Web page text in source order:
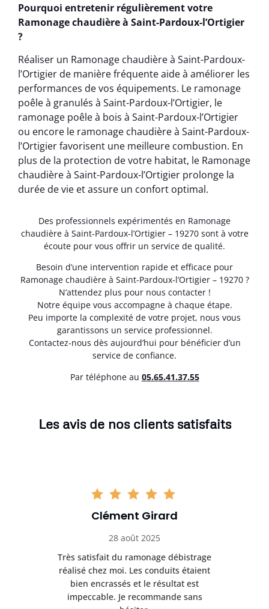
Pourquoi entretenir régulièrement votre
Ramonage chaudière à Saint-Pardoux-l’Ortigier
?
Réaliser un Ramonage chaudière à Saint-Pardoux-
l’Ortigier de manière fréquente aide à améliorer les
performances de vos équipements. Le ramonage
poêle à granulés à Saint-Pardoux-l’Ortigier, le
ramonage poêle à bois à Saint-Pardoux-l’Ortigier
ou encore le ramonage chaudière à Saint-Pardoux-
l’Ortigier favorisent une meilleure combustion. En
plus de la protection de votre habitat, le Ramonage
chaudière à Saint-Pardoux-l’Ortigier prolonge la
durée de vie et assure un confort optimal.
Des professionnels expérimentés en Ramonage
chaudière à Saint-Pardoux-l’Ortigier – 19270 sont à votre
écoute pour vous offrir un service de qualité.
Besoin d’une intervention rapide et efficace pour
Ramonage chaudière à Saint-Pardoux-l’Ortigier – 19270 ?
N’attendez plus pour nous contacter !
Notre équipe vous accompagne à chaque étape.
Peu importe la complexité de votre projet, nous vous
garantissons un service professionnel.
Contactez-nous dès aujourd’hui pour bénéficier d’un
service de confiance.
Par téléphone au 05.65.41.37.55
Les avis de nos clients satisfaits
Clément Girard
28 août 2025
Très satisfait du ramonage débistrage
réalisé chez moi. Les conduits étaient
bien encrassés et le résultat est
impeccable. Je recommande sans